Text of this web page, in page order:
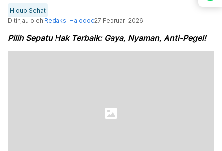
Hidup Sehat
Ditinjau oleh Redaksi Halodoc27 Februari 2026
Pilih Sepatu Hak Terbaik: Gaya, Nyaman, Anti-Pegel!